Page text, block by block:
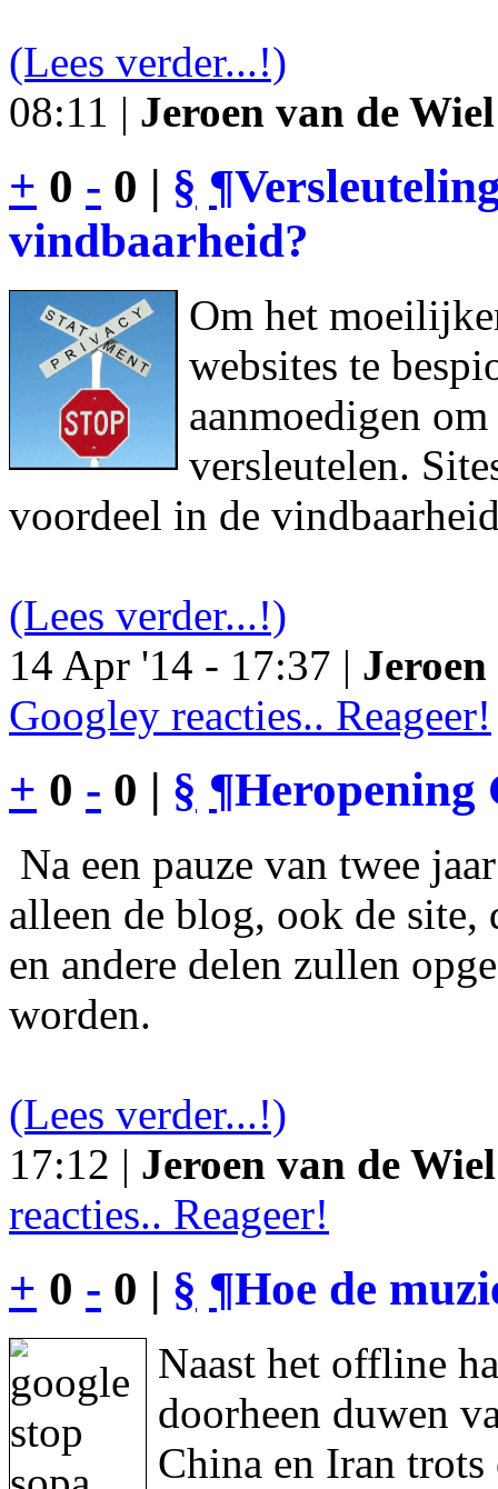
(Lees verder...!)
08:11 | Jeroen van de Wiel
+ 0 - 0 | § ¶
vindbaarheid?
Om het
websites te
aanmoedigen
versleutelen.
voordeel in de
(Lees verder...!)
14 Apr '14 - 17:37 |
Googley reacties.. Reageer!
+ 0 - 0 | § ¶Heropening
Na een pauze van twee
alleen de blog, ook de site,
en andere delen zullen
worden.
(Lees verder...!)
17:12 | Jeroen van de Wiel
reacties.. Reageer!
+ 0 - 0 | § ¶Hoe de
Naast het offline
doorheen duwen
China en Iran